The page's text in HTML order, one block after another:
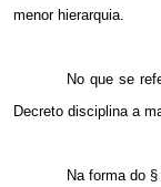
menor hierarquia.
No que se
Decreto disciplina a
Na forma do